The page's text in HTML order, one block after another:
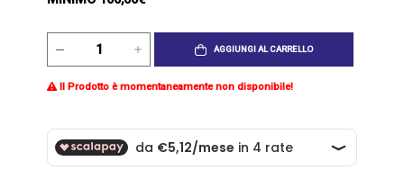
AGGIUNGI AL CARRELLO
Il Prodotto è momentaneamente non disponibile!